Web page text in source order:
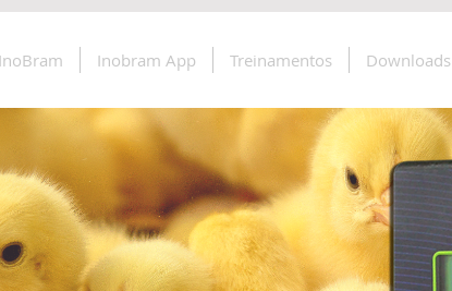
Inobram App Treinamentos Downloads